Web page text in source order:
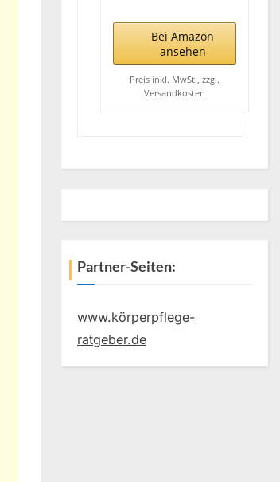
Extreme Hornhaut
Entfernen Fuß
Wiederaufladbar,
Profi Elektrischer
Hornhautentferner
Füße Foot Callus
Bei Amazon
ansehen
Preis inkl. MwSt., zzgl.
Versandkosten
Partner-Seiten:
www.körperpflege-
ratgeber.de